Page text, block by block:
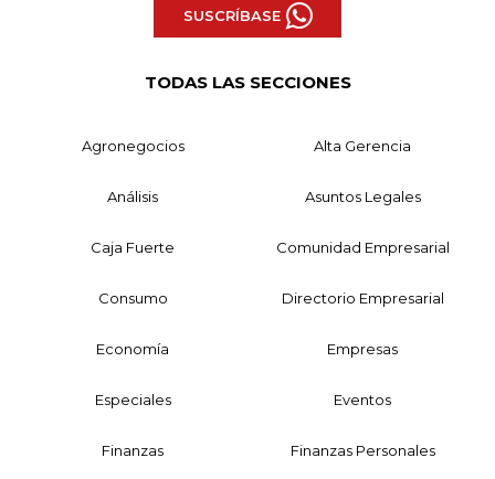
SUSCRÍBASE
TODAS LAS SECCIONES
Agronegocios Alta Gerencia
Análisis Asuntos Legales
Caja Fuerte Comunidad Empresarial
Consumo Directorio Empresarial
Economía Empresas
Especiales Eventos
Finanzas Finanzas Personales